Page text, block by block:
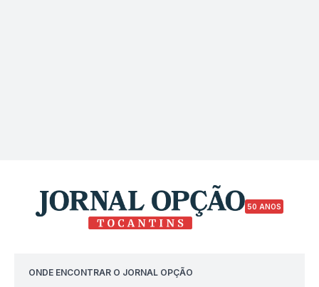
50 ANOS
ONDE ENCONTRAR O JORNAL OPÇÃO